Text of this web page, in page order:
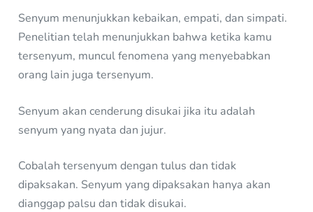
Senyum menunjukkan kebaikan, empati, dan simpati.
Penelitian telah menunjukkan bahwa ketika kamu
tersenyum, muncul fenomena yang menyebabkan
orang lain juga tersenyum.
Senyum akan cenderung disukai jika itu adalah
senyum yang nyata dan jujur.
Cobalah tersenyum dengan tulus dan tidak
dipaksakan. Senyum yang dipaksakan hanya akan
dianggap palsu dan tidak disukai.